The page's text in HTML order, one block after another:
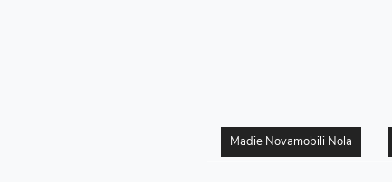
Madie Novamobili Nola